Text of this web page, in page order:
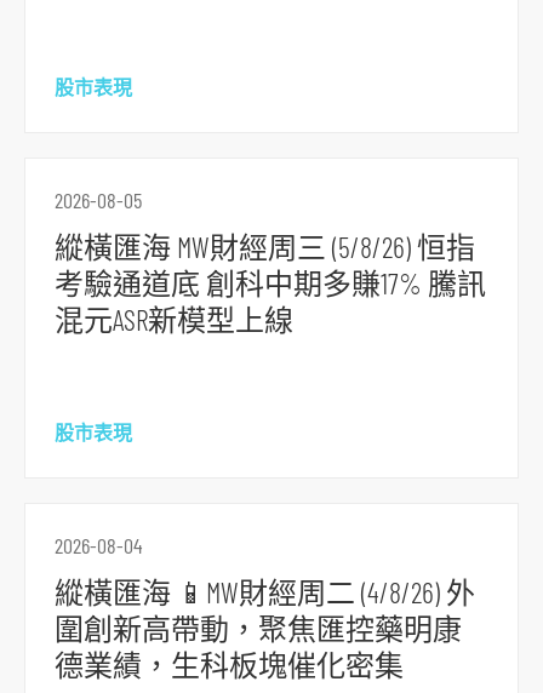
股市表現
2026-08-05
縱橫匯海 MW財經周三 (5/8/26) 恒指
考驗通道底 創科中期多賺17% 騰訊
混元ASR新模型上線
股市表現
2026-08-04
縱橫匯海 📱MW財經周二 (4/8/26) 外
圍創新高帶動，聚焦匯控藥明康
德業績，生科板塊催化密集